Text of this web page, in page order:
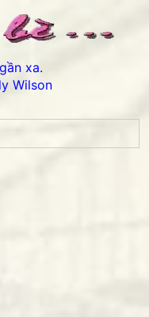
xa.
Wilson
Bản lưu dự phòng Phố